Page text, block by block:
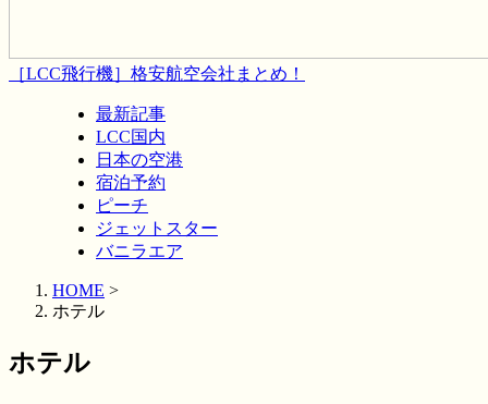
［LCC飛行機］格安航空会社まとめ！
最新記事
LCC国内
日本の空港
宿泊予約
ピーチ
ジェットスター
バニラエア
HOME >
ホテル
ホテル